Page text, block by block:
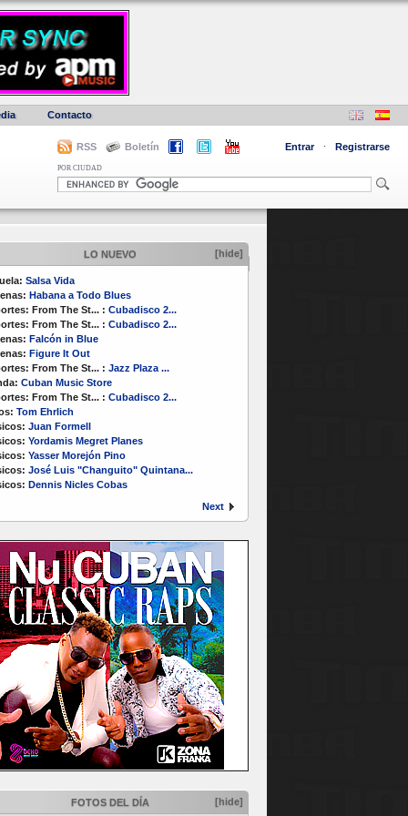
Contacto
RSS Boletín Entrar · Registrarse
POR CIUDAD
LO NUEVO [hide]
Salsa Vida
Habana a Todo Blues
From The St... : Cubadisco 2...
From The St... : Cubadisco 2...
Falcón in Blue
Figure It Out
From The St... : Jazz Plaza ...
Cuban Music Store
From The St... : Cubadisco 2...
Tom Ehrlich
Juan Formell
Yordamis Megret Planes
Yasser Morejón Pino
José Luis "Changuito" Quintana...
Dennis Nicles Cobas
Next
FOTOS DEL DÍA [hide]